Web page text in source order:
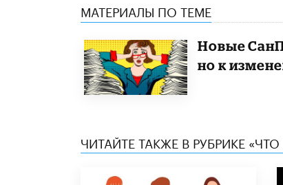
МАТЕРИАЛЫ ПО ТЕМЕ
Новые
но к
ЧИТАЙТЕ ТАКЖЕ В РУБРИКЕ